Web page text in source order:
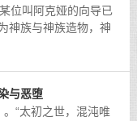
位叫阿克娅的向导已
神族与神族造物，神
没错，因为还有很多
与恶堕
“太初之世，混沌唯